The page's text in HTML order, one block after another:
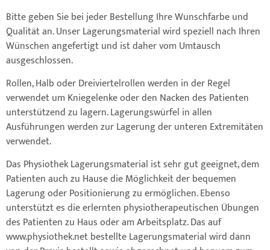
Bitte geben Sie bei jeder Bestellung Ihre Wunschfarbe und
Qualität an. Unser Lagerungsmaterial wird speziell nach Ihren
Wünschen angefertigt und ist daher vom Umtausch
ausgeschlossen.
Rollen, Halb oder Dreiviertelrollen werden in der Regel
verwendet um Kniegelenke oder den Nacken des Patienten
unterstützend zu lagern. Lagerungswürfel in allen
Ausführungen werden zur Lagerung der unteren Extremitäten
verwendet.
Das Physiothek Lagerungsmaterial ist sehr gut geeignet, dem
Patienten auch zu Hause die Möglichkeit der bequemen
Lagerung oder Positionierung zu ermöglichen. Ebenso
unterstützt es die erlernten physiotherapeutischen Übungen
des Patienten zu Haus oder am Arbeitsplatz. Das auf
www.physiothek.net bestellte Lagerungsmaterial wird dann